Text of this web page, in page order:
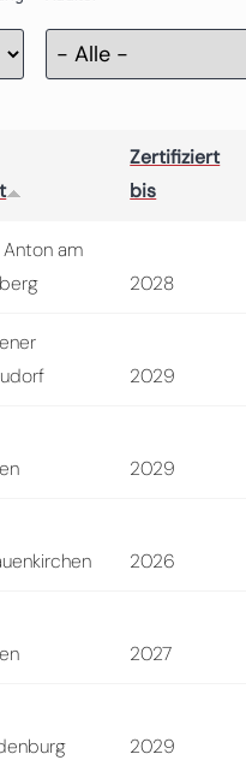
Zertifiziert
bis
Anton am
2028
2029
2029
2026
2027
2029